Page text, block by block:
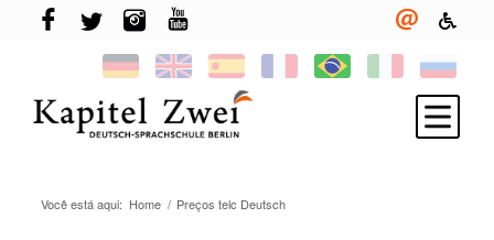
Inscreva-se
Você está aqui: Home / Preços telc Deutsch